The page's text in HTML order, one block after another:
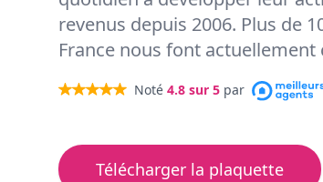
revenus depuis 2006. Plus de
France nous font actuellement
Noté 4.8 sur 5 par
Télécharger la plaquette